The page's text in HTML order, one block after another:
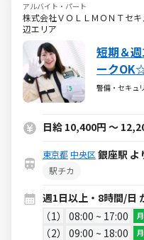
アルバイト・パート
株式会社ＶＯＬＬＭＯＮＴセ
辺エリア
短期＆
ーク
警備・セキュ
日給 10,400円 ～
東京都 中央区 銀座駅 よ
駅チカ
週1日以上・8時間/日
1
08:00 ~ 17:00 月
2 09:00 ~ 18:00 月